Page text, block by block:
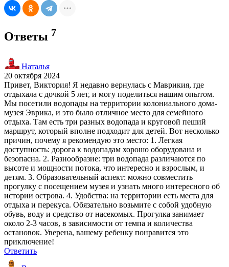
Ответы 7
Наталья
20 октября 2024
Привет, Виктория! Я недавно вернулась с Маврикия, где
отдыхала с дочкой 5 лет, и могу поделиться нашим опытом.
Мы посетили водопады на территории колониального дома-
музея Эврика, и это было отличное место для семейного
отдыха. Там есть три разных водопада и круговой пеший
маршрут, который вполне подходит для детей. Вот несколько
причин, почему я рекомендую это место: 1. Легкая
доступность: дорога к водопадам хорошо оборудована и
безопасна. 2. Разнообразие: три водопада различаются по
высоте и мощности потока, что интересно и взрослым, и
детям. 3. Образовательный аспект: можно совместить
прогулку с посещением музея и узнать много интересного об
истории острова. 4. Удобства: на территории есть места для
отдыха и перекуса. Обязательно возьмите с собой удобную
обувь, воду и средство от насекомых. Прогулка занимает
около 2-3 часов, в зависимости от темпа и количества
остановок. Уверена, вашему ребенку понравится это
приключение!
Ответить